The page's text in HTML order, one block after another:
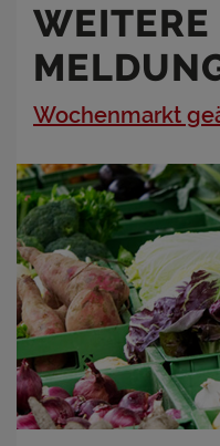
WEITERE
Wochenmarkt